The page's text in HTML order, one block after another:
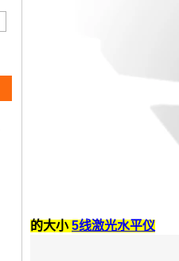
的大小5线激光水平仪